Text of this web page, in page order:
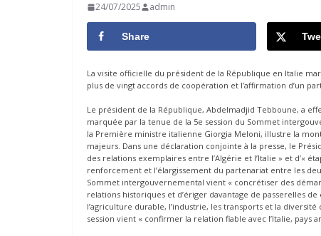
24/07/2025 admin
Share
La visite officielle du président de la République en Italie
plus de vingt accords de coopération et l’affirmation d’un
Le président de la République, Abdelmadjid Tebboune, a
marquée par la tenue de la 5e session du Sommet
la Première ministre italienne Giorgia Meloni, illustre la
majeurs. Dans une déclaration conjointe à la presse, le
des relations exemplaires entre l’Algérie et l’Italie » et d’«
renforcement et l’élargissement du partenariat entre les
Sommet intergouvernemental vient « concrétiser des
relations historiques et d’ériger davantage de passerelles
l’agriculture durable, l’industrie, les transports et la
session vient « confirmer la relation fiable avec l’Italie, pays